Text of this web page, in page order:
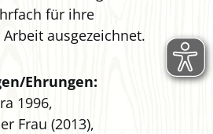
für ihre
ausgezeichnet.
Ehrungen:
1996,
Frau (2013),